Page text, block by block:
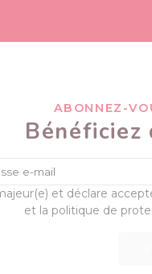
ABONNEZ-
Bénéficiez
et déclare
et la politique de